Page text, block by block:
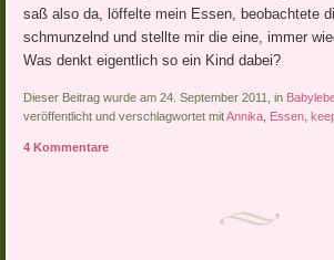
saß also da, löffelte mein Essen, beobachtete
schmunzelnd und stellte mir die eine, immer
Was denkt eigentlich so ein Kind dabei?
Dieser Beitrag wurde am 24. September 2011, in
veröffentlicht und verschlagwortet mitAnnika Essen ,
4 Kommentare